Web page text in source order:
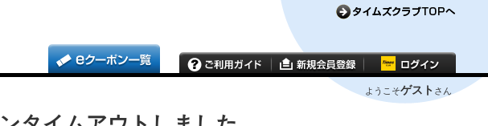
ようこそゲスト さん